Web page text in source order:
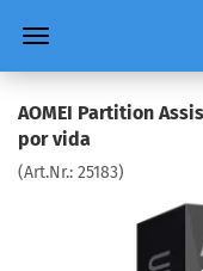
AOMEI Partition
por vida
(Art.Nr.: 25183)